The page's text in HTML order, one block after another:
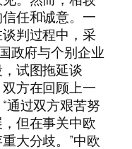
任和诚意。一
判过程中，采
政府与个别企业
试图拖延谈
方在回顾上一
通过双方艰苦努
但在事关中欧
大分歧。”中欧